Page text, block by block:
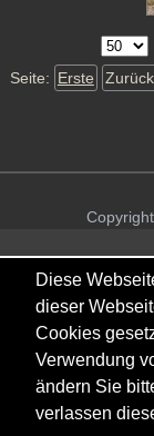
Seite: Erste Zurück
Diese
dieser
Cookies
Verwendung
ändern Sie
verlassen